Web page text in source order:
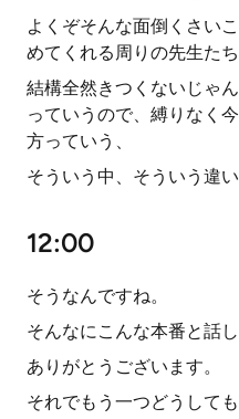
よくぞそんな面倒くさい
めてくれる周りの先生たち
結構全然きつくないじゃ
っていうので、縛りなく
方っていう、
そういう中、そういう違
12:00
そうなんですね。
そんなにこんな本番と話し
ありがとうございます。
それでもう一つどうして